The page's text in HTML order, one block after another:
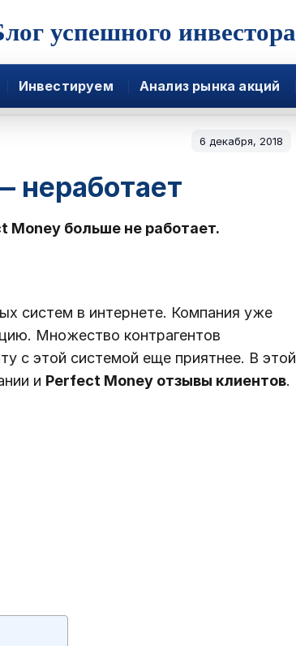
успешного инвестора
Инвестируем Анализ рынка акций
6 декабря, 2018
неработает
Money больше не работает.
систем в интернете. Компания уже
Множество контрагентов
с этой системой еще приятнее. В этой
и Perfect Money отзывы клиентов.